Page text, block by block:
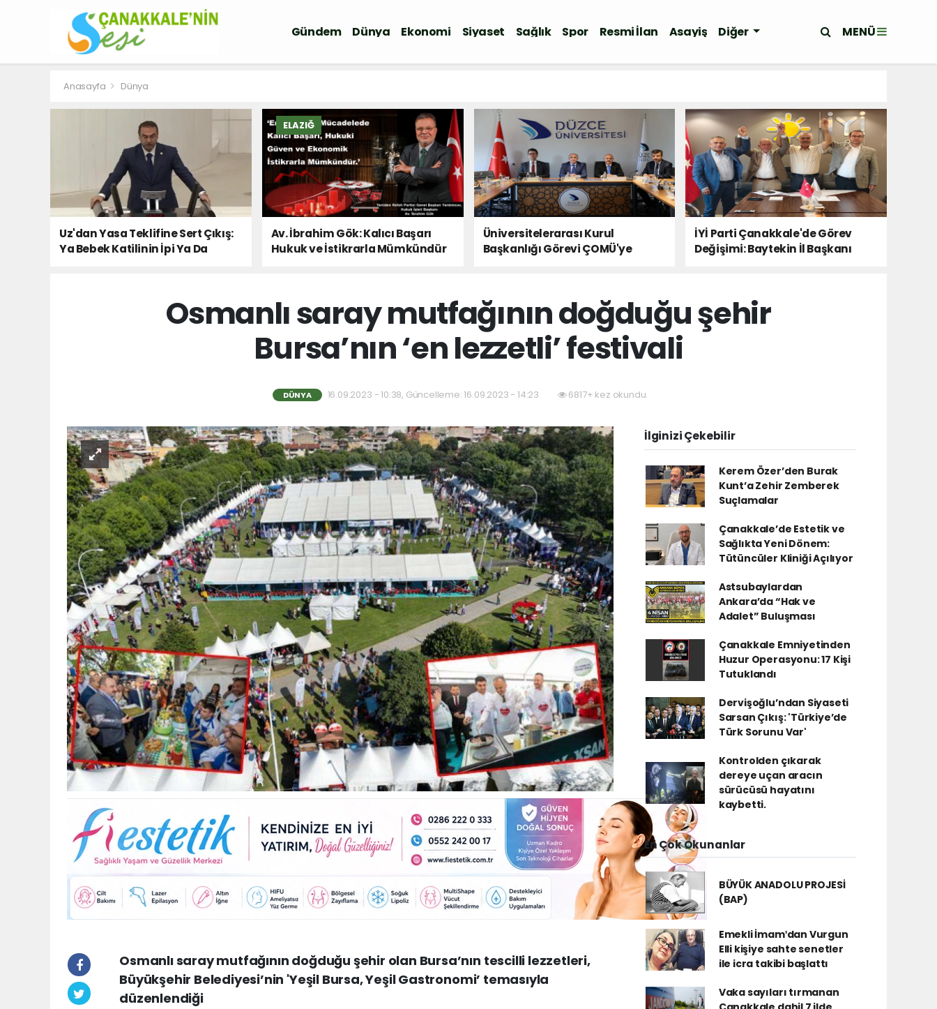
Gündem Dünya Ekonomi Siyaset Sağlık Spor Resmi İlan Asayiş Diğer MENÜ
Anasayfa Dünya
Uz'dan Yasa Teklifine Sert Çıkış:
Ya Bebek Katilinin İpi Ya Da
ELAZIĞ
Av. İbrahim Gök: Kalıcı Başarı
Hukuk ve İstikrarla Mümkündür
Üniversitelerarası Kurul
Başkanlığı Görevi ÇOMÜ'ye
İYİ Parti Çanakkale'de Görev
Değişimi: Baytekin İl Başkanı
Osmanlı saray mutfağının doğduğu şehir
Bursa’nın ‘en lezzetli’ festivali
DÜNYA 16.09.2023 - 10:38, Güncelleme: 16.09.2023 - 14:23 6817+ kez okundu.
Osmanlı saray mutfağının doğduğu şehir olan Bursa’nın tescilli lezzetleri,
Büyükşehir Belediyesi’nin 'Yeşil Bursa, Yeşil Gastronomi’ temasıyla
düzenlendiği
İlginizi Çekebilir
Kerem Özer’den Burak
Kunt’a Zehir Zemberek
Suçlamalar
Çanakkale’de Estetik ve
Sağlıkta Yeni Dönem:
Tütüncüler Kliniği Açılıyor
Astsubaylardan
Ankara’da “Hak ve
Adalet” Buluşması
Çanakkale Emniyetinden
Huzur Operasyonu: 17 Kişi
Tutuklandı
Dervişoğlu’ndan Siyaseti
Sarsan Çıkış: 'Türkiye’de
Türk Sorunu Var'
Kontrolden çıkarak
dereye uçan aracın
sürücüsü hayatını
kaybetti.
En Çok Okunanlar
BÜYÜK ANADOLU PROJESİ
(BAP)
Emekli İmamʹdan Vurgun
Elli kişiye sahte senetler
ile icra takibi başlattı
Vaka sayıları tırmanan